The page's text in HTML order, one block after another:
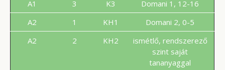
A1
3 K3
Domani 1, 12-16
A2
1 KH1
Domani 2, 0-5
A2
2 KH2
ismétlő, rendszerező
szint saját
tananyaggal